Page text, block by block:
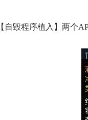
【自毁程序植入】两个